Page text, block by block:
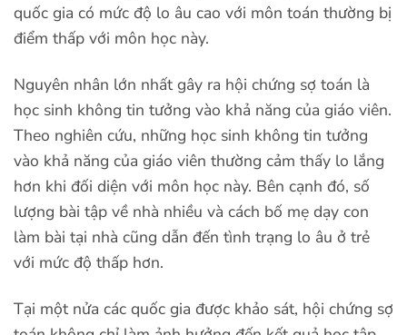
quốc gia có mức độ lo âu cao với môn toán thường bị
điểm thấp với môn học này.
Nguyên nhân lớn nhất gây ra hội chứng sợ toán là
học sinh không tin tưởng vào khả năng của giáo viên.
Theo nghiên cứu, những học sinh không tin tưởng
vào khả năng của giáo viên thường cảm thấy lo lắng
hơn khi đối diện với môn học này. Bên cạnh đó, số
lượng bài tập về nhà nhiều và cách bố mẹ dạy con
làm bài tại nhà cũng dẫn đến tình trạng lo âu ở trẻ
với mức độ thấp hơn.
Tại một nửa các quốc gia được khảo sát, hội chứng sợ